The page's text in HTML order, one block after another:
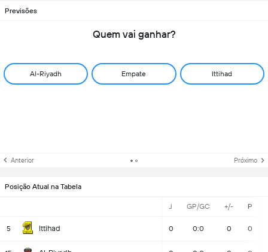
Previsões
Quem vai ganhar?
Al-Riyadh Empate Ittihad
Anterior Próximo
Posição Atual na Tabela
J GP/GC +/- P
5 Ittihad 0 0:0 0 0